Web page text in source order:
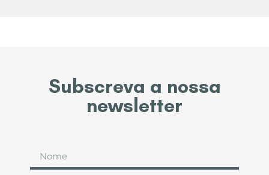
Subscreva a nossa
newsletter